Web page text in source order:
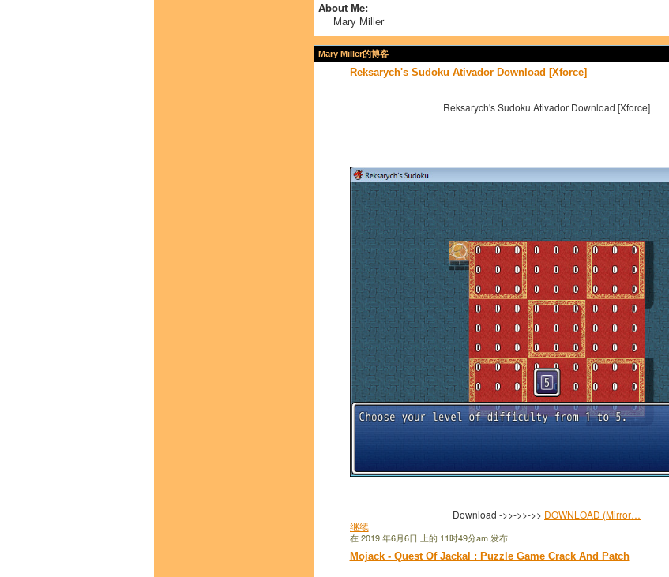
About Me:
Mary Miller
Mary Miller的博客
Reksarych's Sudoku Ativador Download [Xforce]
Reksarych's Sudoku Ativador Download [Xforce]
Download ->>->>->> DOWNLOAD (Mirror…
继续
在 2019 年6月6日 上的 11时49分am 发布
Mojack - Quest Of Jackal : Puzzle Game Crack And Patch